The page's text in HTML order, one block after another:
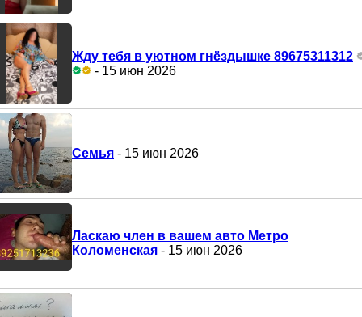
Жду тебя в уютном гнёздышке 89675311312
- 15 июн 2026
Семья - 15 июн 2026
Ласкаю член в вашем авто Метро
Коломенская - 15 июн 2026